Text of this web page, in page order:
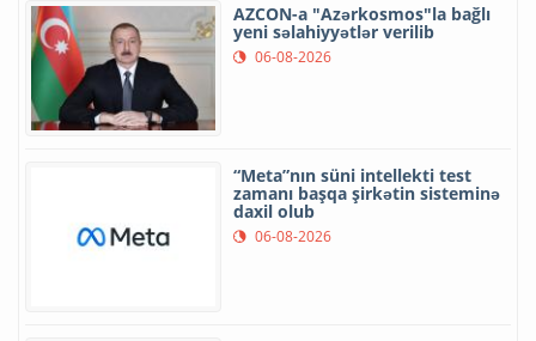
AZCON-a "Azərkosmos"la bağlı
yeni səlahiyyətlər verilib
06-08-2026
“Meta”nın süni intellekti test
zamanı başqa şirkətin sisteminə
daxil olub
06-08-2026